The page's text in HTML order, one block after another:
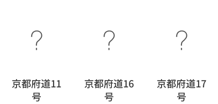
京都府道11
号
京都府道16
号
京都府道17
号